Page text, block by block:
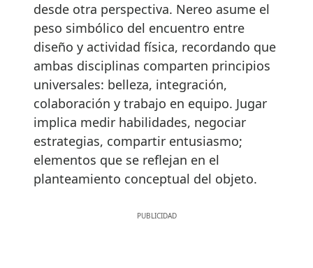
desde otra perspectiva. Nereo asume el
peso simbólico del encuentro entre
diseño y actividad física, recordando que
ambas disciplinas comparten principios
universales: belleza, integración,
colaboración y trabajo en equipo. Jugar
implica medir habilidades, negociar
estrategias, compartir entusiasmo;
elementos que se reflejan en el
planteamiento conceptual del objeto.